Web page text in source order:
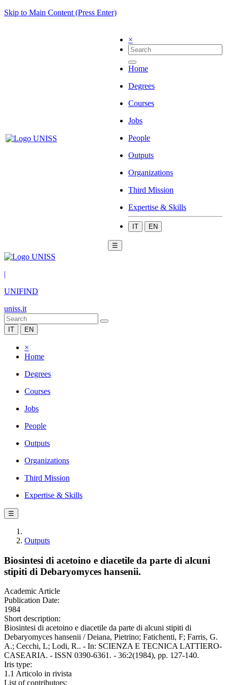
Skip to Main Content (Press Enter)
×
Home
Degrees
Courses
Jobs
People
Outputs
Organizations
Third Mission
Expertise & Skills
IT EN
☰
|
UNIFIND
uniss.it
IT EN
×
Home
Degrees
Courses
Jobs
People
Outputs
Organizations
Third Mission
Expertise & Skills
☰
Outputs
Biosintesi di acetoino e diacetile da parte di alcuni
stipiti di Debaryomyces hansenii.
Academic Article
Publication Date:
1984
Short description:
Biosintesi di acetoino e diacetile da parte di alcuni stipiti di
Debaryomyces hansenii / Deiana, Pietrino; Fatichenti, F; Farris, G.
A.; Cecchi, L; Lodi, R.. - In: SCIENZA E TECNICA LATTIERO-
CASEARIA. - ISSN 0390-6361. - 36:2(1984), pp. 127-140.
Iris type:
1.1 Articolo in rivista
List of contributors: